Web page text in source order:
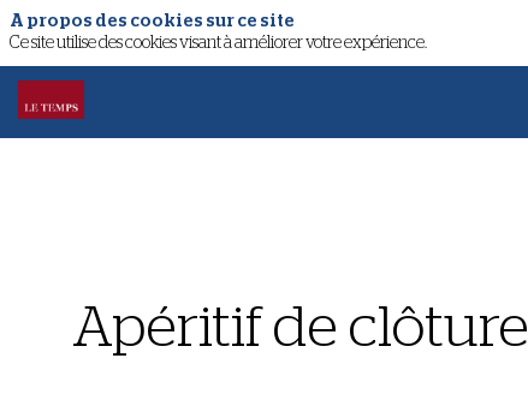
Apéritif de clôture
A propos des cookies sur ce site
Ce site utilise des cookies visant à améliorer votre expérience.